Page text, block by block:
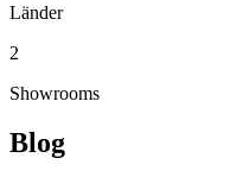
Länder
2
Showrooms
Blog